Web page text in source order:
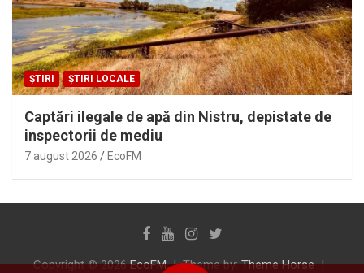
ȘTIRI ȘTIRI LOCALE
Captări ilegale de apă din Nistru, depistate de
inspectorii de mediu
7 august 2026 EcoFM
Copyright © 2026EcoFM Theme by:Theme Horse